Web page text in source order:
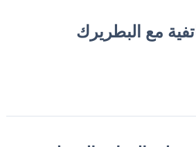
مع البطريرك